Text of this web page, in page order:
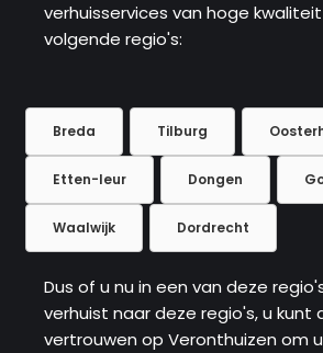
verhuisservices van hoge
volgende regio's:
Breda Tilburg
Etten-leur Dongen
Waalwijk Dordrecht
Dus of u nu in een van deze
verhuist naar deze regio's, u kunt
vertrouwen op Veronthuizen om